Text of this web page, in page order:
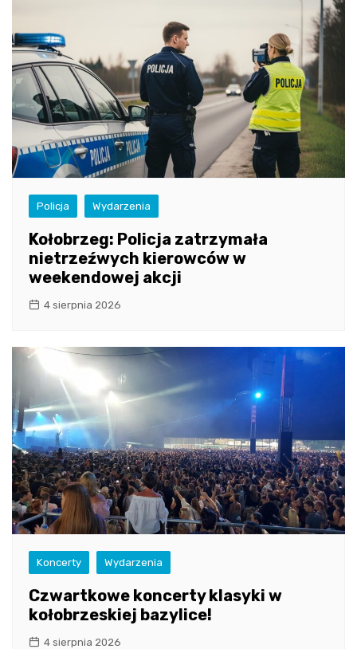
Policja Wydarzenia
Kołobrzeg: Policja zatrzymała
nietrzeźwych kierowców w
weekendowej akcji
4 sierpnia 2026
Koncerty Wydarzenia
Czwartkowe koncerty klasyki w
kołobrzeskiej bazylice!
4 sierpnia 2026